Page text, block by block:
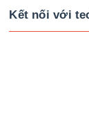
Kết nối với